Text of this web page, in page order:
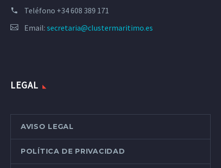
Teléfono +34 608 389 171
Email: secretaria@clustermaritimo.es
LEGAL
AVISO LEGAL
POLÍTICA DE PRIVACIDAD